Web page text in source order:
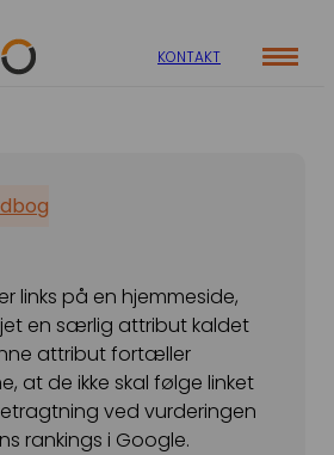
KONTAKT
AI SYNLIGHED
links på en hjemmeside,
en særlig attribut kaldet
attribut fortæller
at de ikke skal følge linket
ved vurderingen
rankings i Google.